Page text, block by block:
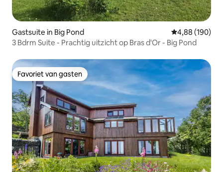
Gastsuite in Big Pond Gemiddelde
4,88 (190)
3 Bdrm Suite - Prachtig uitzicht op Bras d'Or - Big Pond
Favoriet van gasten
Favoriet van gasten